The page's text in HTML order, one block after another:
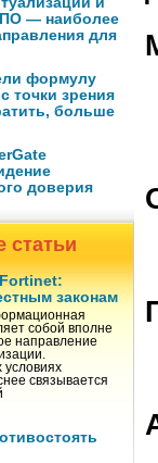
ПО — наиболее
для
формулу
точки зрения
больше
доверия
статьи
законам
собой вполне
направление
условиях
связывается